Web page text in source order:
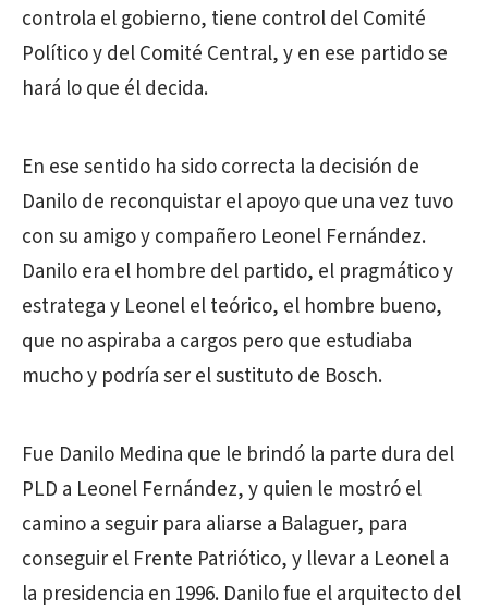
controla el gobierno, tiene control del Comité
Político y del Comité Central, y en ese partido se
hará lo que él decida.
En ese sentido ha sido correcta la decisión de
Danilo de reconquistar el apoyo que una vez tuvo
con su amigo y compañero Leonel Fernández.
Danilo era el hombre del partido, el pragmático y
estratega y Leonel el teórico, el hombre bueno,
que no aspiraba a cargos pero que estudiaba
mucho y podría ser el sustituto de Bosch.
Fue Danilo Medina que le brindó la parte dura del
PLD a Leonel Fernández, y quien le mostró el
camino a seguir para aliarse a Balaguer, para
conseguir el Frente Patriótico, y llevar a Leonel a
la presidencia en 1996. Danilo fue el arquitecto del